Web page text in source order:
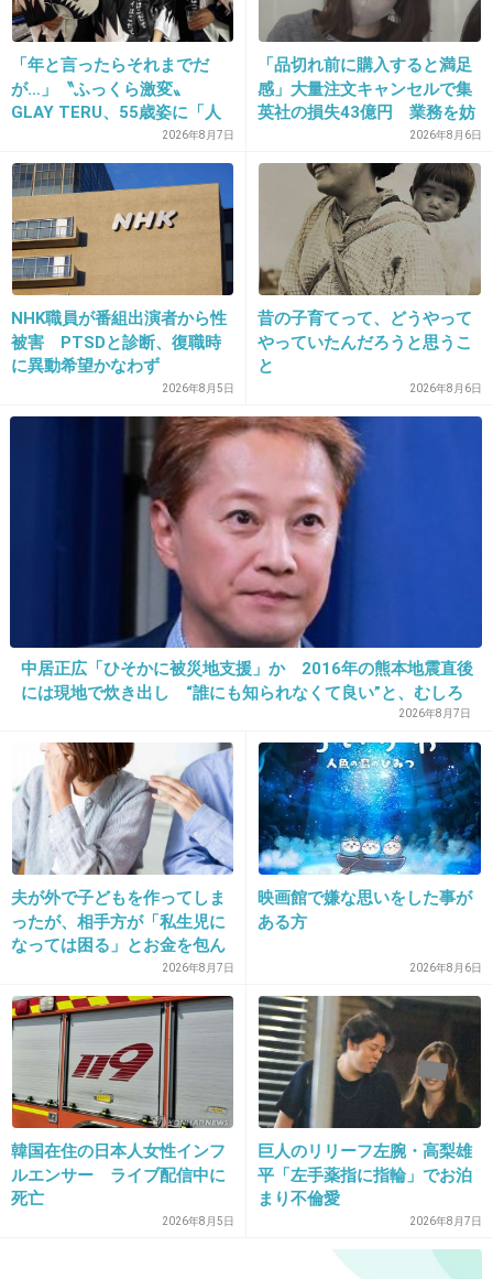
15. 匿名2013/09/12(木) 20:12:17
飛行機より乗ってる時間が長いのに、飛行機よ
り疲れない。私だけ？
-13
2013/09/12(木) 20:12:27
毎夏など帰省客にインタビューしながらの新幹
線乗車率を報道で目にする度に田舎が本州で羨
ましいなと思う。
+36
2013/09/12(木) 20:12:32
指定席をとっていないときは座れるか直前まで
不安。
+191 -4
18. 匿名 2013/09/12(木) 20:13:09
お母さんの降りる準備が早すぎ。
+205
19. 匿名2013/09/12(木) 20:13:23
隣がクサいオヤジ(*_*) 着くまで地獄…
+126 -6
20. 匿名2013/09/12(木) 20:13:24
富士山の前を通る時は必ず写真を撮る人がい
「年と言ったらそれまでだ
が…」〝ふっくら激変〟
GLAY TERU、55歳姿に「人
として好きすぎる」「TERU
さんには見えない」「分から
なかった」
2026年8月7日
「品切れ前に購入すると満足
感」大量注文キャンセルで集
英社の損失43億円 業務を妨
害した疑いで32歳女を逮捕
2026年8月6日
NHK職員が番組出演者から性
被害 PTSDと診断、復職時
に異動希望かなわず
2026年8月5日
昔の子育てって、どうやって
やっていたんだろうと思うこ
と
2026年8月6日
中居正広「ひそかに被災地支援」か 2016年の熊本地震直後
には現地で炊き出し “誰にも知られなくて良い”と、むしろ
2026年8月7日
夫が外で子どもを作ってしま
ったが、相手方が「私生児に
なっては困る」とお金を包ん
で頭を下げに来ても応じず、
晩年まで離婚に応じなかった
親戚の話→「一生復讐にな
る」「これ本人幸せなの？」
2026年8月7日
映画館で嫌な思いをした事が
ある方
2026年8月6日
韓国在住の日本人女性インフ
ルエンサー ライブ配信中に
死亡
2026年8月5日
巨人のリリーフ左腕・高梨雄
平「左手薬指に指輪」でお泊
まり不倫愛
2026年8月7日